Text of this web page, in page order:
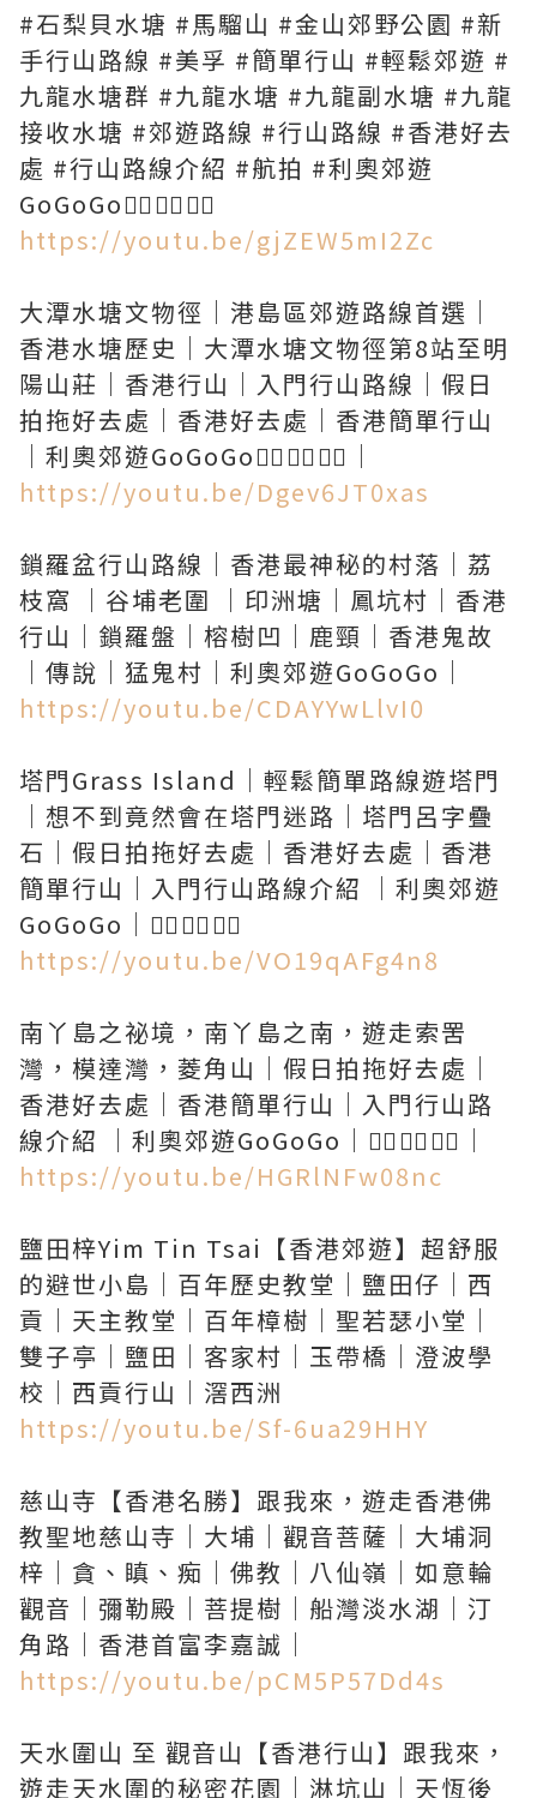
#石梨貝水塘 #馬騮山 #金山郊野公園 #新
手行山路線 #美孚 #簡單行山 #輕鬆郊遊 #
九龍水塘群 #九龍水塘 #九龍副水塘 #九龍
接收水塘 #郊遊路線 #行山路線 #香港好去
處 #行山路線介紹 #航拍 #利奧郊遊
https://youtu.be/gjZEW5mI2Zc
大潭水塘文物徑｜港島區郊遊路線首選｜
香港水塘歷史｜大潭水塘文物徑第8站至明
陽山莊｜香港行山｜入門行山路線｜假日
拍拖好去處｜香港好去處｜香港簡單行山
https://youtu.be/Dgev6JT0xas
鎖羅盆行山路線｜香港最神秘的村落｜荔
枝窩 ｜谷埔老圍 ｜印洲塘｜鳳坑村｜香港
行山｜鎖羅盤｜榕樹凹｜鹿頸｜香港鬼故
https://youtu.be/CDAYYwLlvI0
塔門Grass Island｜輕鬆簡單路線遊塔門
｜想不到竟然會在塔門迷路｜塔門呂字疊
石｜假日拍拖好去處｜香港好去處｜香港
簡單行山｜入門行山路線介紹 ｜利奧郊遊
https://youtu.be/VO19qAFg4n8
南丫島之祕境，南丫島之南，遊走索罟
灣，模達灣，菱角山｜假日拍拖好去處｜
香港好去處｜香港簡單行山｜入門行山路
https://youtu.be/HGRlNFw08nc
鹽田梓Yim Tin Tsai【香港郊遊】超舒服
的避世小島｜百年歷史教堂｜鹽田仔｜西
貢｜天主教堂｜百年樟樹｜聖若瑟小堂｜
雙子亭｜鹽田｜客家村｜玉帶橋｜澄波學
https://youtu.be/Sf-6ua29HHY
慈山寺【香港名勝】跟我來，遊走香港佛
教聖地慈山寺｜大埔｜觀音菩薩｜大埔洞
梓｜貪、瞋、痴｜佛教｜八仙嶺｜如意輪
觀音｜彌勒殿｜菩提樹｜船灣淡水湖｜汀
https://youtu.be/pCM5P57Dd4s
天水圍山 至 觀音山【香港行山】跟我來，
遊走天水圍的秘密花園｜淋坑山｜天恆後